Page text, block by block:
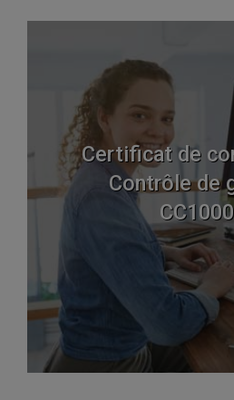
Certificat de
Contrôle de